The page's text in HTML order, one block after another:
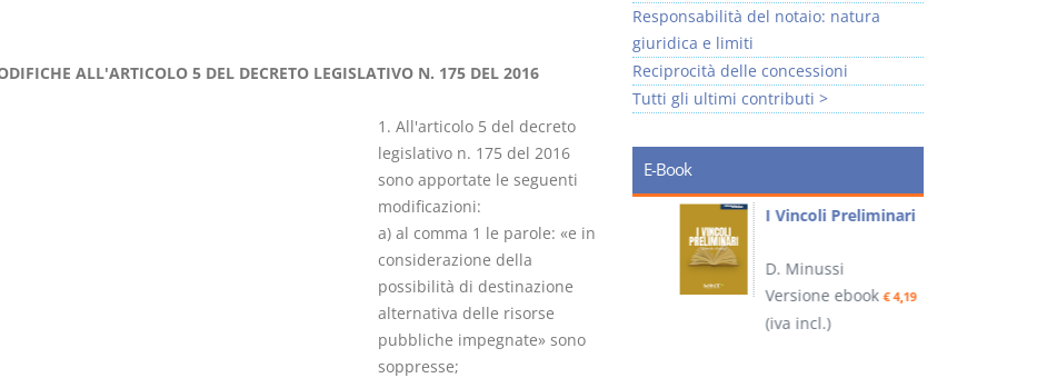
ALL'ARTICOLO 5 DEL DECRETO LEGISLATIVO N. 175 DEL 2016
1. All'articolo 5 del decreto
legislativo n. 175 del 2016
sono apportate le seguenti
modificazioni:
a) al comma 1 le parole: «e in
considerazione della
possibilità di destinazione
alternativa delle risorse
pubbliche impegnate» sono
soppresse;
Responsabilità del notaio: natura
giuridica e limiti
Reciprocità delle concessioni
Tutti gli ultimi contributi >
E-Book
Le Società di
Persone
D. Minussi
Versione ebook
(iva incl.)
I Vincoli Preliminari
D. Minussi
Versione ebook€ 4,19
(iva incl.)